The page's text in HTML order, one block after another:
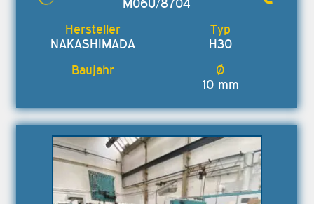
NAKASHIMADA H30
10 mm